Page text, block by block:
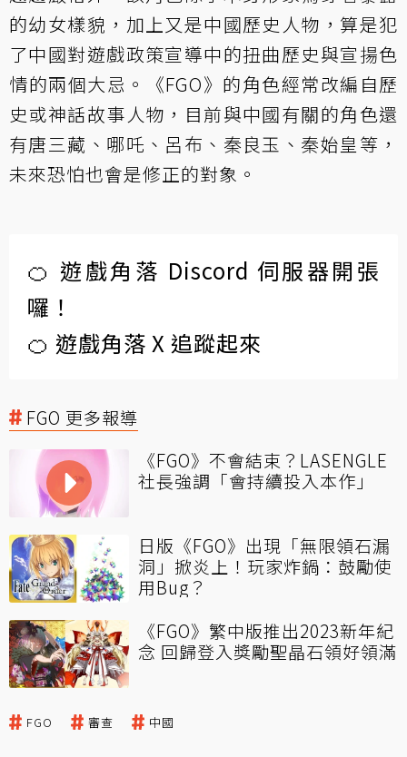
的幼女樣貌，加上又是中國歷史人物，算是犯
了中國對遊戲政策宣導中的扭曲歷史與宣揚色
情的兩個大忌。《FGO》的角色經常改編自歷
史或神話故事人物，目前與中國有關的角色還
有唐三藏、哪吒、呂布、秦良玉、秦始皇等，
未來恐怕也會是修正的對象。
🍊 遊戲角落 Discord 伺服器開張
囉！
🍊 遊戲角落 X 追蹤起來
FGO 更多報導
《FGO》不會結束？LASENGLE
社長強調「會持續投入本作」
日版《FGO》出現「無限領石漏
洞」掀炎上！玩家炸鍋：鼓勵使
用Bug？
《FGO》繁中版推出2023新年紀
念 回歸登入獎勵聖晶石領好領滿
FGO 審查 中國